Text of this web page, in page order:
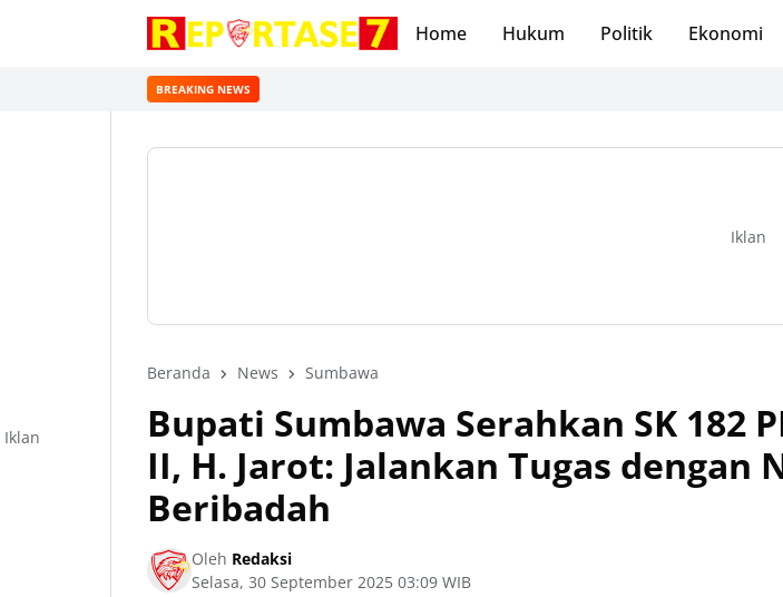
Home Hukum Politik Ekonomi
BREAKING NEWS
Iklan
Beranda News Sumbawa
Bupati Sumbawa Serahkan SK 182
II, H. Jarot: Jalankan Tugas dengan
Beribadah
Oleh Redaksi
Selasa, 30 September 2025 03:09 WIB
Iklan